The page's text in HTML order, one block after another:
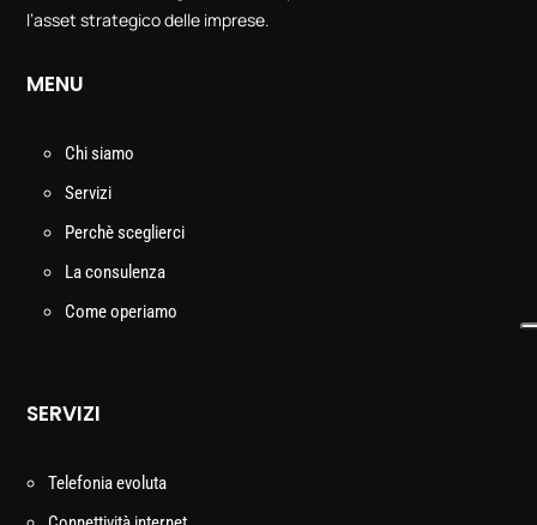
l’asset strategico delle imprese.
MENU
Chi siamo
Servizi
Perchè sceglierci
La consulenza
Come operiamo
SERVIZI
Telefonia evoluta